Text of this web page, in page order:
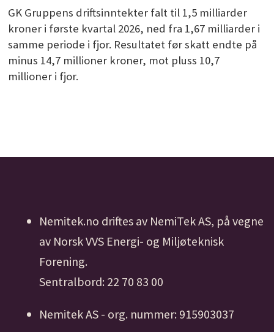
GK Gruppens driftsinntekter falt til 1,5 milliarder
kroner i første kvartal 2026, ned fra 1,67 milliarder i
samme periode i fjor. Resultatet før skatt endte på
minus 14,7 millioner kroner, mot pluss 10,7
millioner i fjor.
Nemitek.no driftes av NemiTek AS, på vegne
av Norsk VVS Energi- og Miljøteknisk
Forening.
Sentralbord: 22 70 83 00
Nemitek AS - org. nummer: 915903037